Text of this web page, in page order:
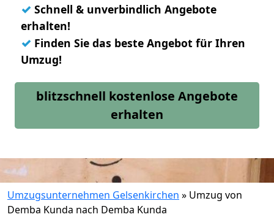
✓ Schnell & unverbindlich Angebote
erhalten!
✓ Finden Sie das beste Angebot für Ihren
Umzug!
blitzschnell kostenlose Angebote
erhalten
Umzugsunternehmen Gelsenkirchen » Umzug von
Demba Kunda nach Demba Kunda